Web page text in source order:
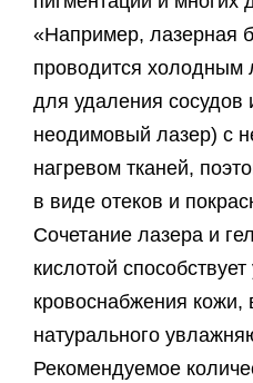
«Например, лазерная
проводится холодным
для удаления сосудов
неодимовый лазер) с
нагревом тканей,
в виде отеков и
Сочетание лазера и
кислотой
кровоснабжения кожи,
натурального
Рекомендуемое